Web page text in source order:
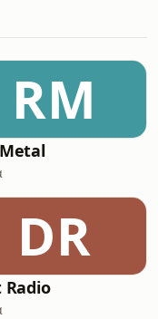
RM
DR
Radio